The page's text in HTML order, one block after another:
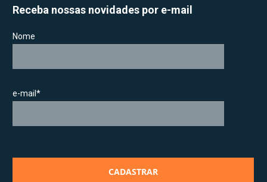
Receba nossas novidades por e-mail
Nome
e-mail*